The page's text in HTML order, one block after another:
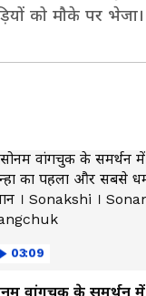
को मौके पर भेजा।
03:09
वांगचुक के समर्थन में